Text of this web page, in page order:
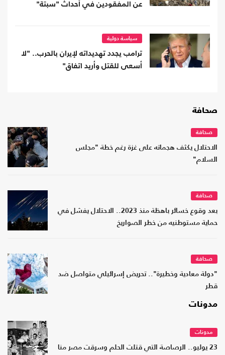
عن المفقودين في أحداث "سبتة"
سياسة دولية
ترامب يجدد تهديداته لإيران بالحرب.. "لا
أسعى للقتل وأريد اتفاق"
صحافة
صحافة
الاحتلال يكثف هجماته على غزة رغم خطة "مجلس
السلام"
صحافة
بعد وقوع خسائر باهظة منذ 2023.. الاحتلال يفشل في
حماية مستوطنيه من خطر الصواريخ
صحافة
"دولة معادية وخطيرة".. تحريض إسرائيلي متواصل ضد
قطر
مدونات
مدونات
23 يوليو.. الرصاصة التي قتلت الحلم وسرقت مصر منا